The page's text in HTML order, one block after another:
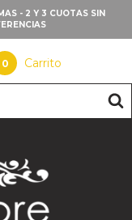
- 2 Y 3 CUOTAS SIN
0 Carrito